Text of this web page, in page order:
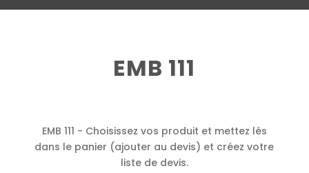
EMB 111
EMB 111 - Choisissez vos produit et mettez lés
dans le panier (ajouter au devis) et créez votre
liste de devis.